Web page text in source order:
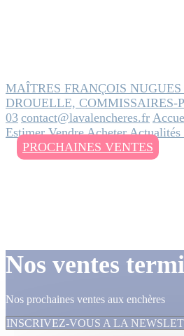
MAÎTRES FRANÇOIS
DROUELLE, COMMISSAIRES-
03 contact@lavalencheres.fr
EstimerVendreAcheterActualités
PROCHAINES VENTES
Nos ventes
Nos prochaines ventes aux enchères
INSCRIVEZ-VOUS A LA